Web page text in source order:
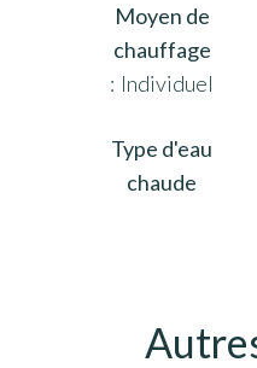
Moyen de
chauffage
Individuel
Type d'eau
chaude